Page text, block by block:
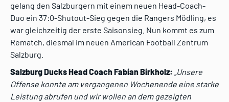
gelang den Salzburgern mit einem neuen Head-Coach-
Duo ein 37:0-Shutout-Sieg gegen die Rangers Mödling, es
war gleichzeitig der erste Saisonsieg. Nun kommt es zum
Rematch, diesmal im neuen American Football Zentrum
Salzburg.
Salzburg Ducks Head Coach Fabian Birkholz: „Unsere
Offense konnte am vergangenen Wochenende eine starke
Leistungabrufen und wir wollen an dem gezeigten